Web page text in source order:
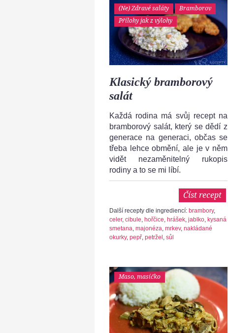
(Ne) Zdravé saláty
Bramborov
Přílohy jak z výlohy
Klasický bramborový
salát
Každá rodina má svůj recept na
bramborový salát, který se dědí z
generace na generaci, občas se
třeba lehce obmění, ale je v něm
vidět nezaměnitelný rukopis
rodiny a to se mi líbí.
Číst recept
Další recepty dle ingrediencí: brambory,
celer, cibule, hořčice, hrášek, jablko, kysaná
smetana, majonéza, mrkev, nakládané
okurky, pepř, petržel, sůl
Maso, masíčko